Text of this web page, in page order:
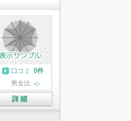
口コミ
0件
男女比 -:-